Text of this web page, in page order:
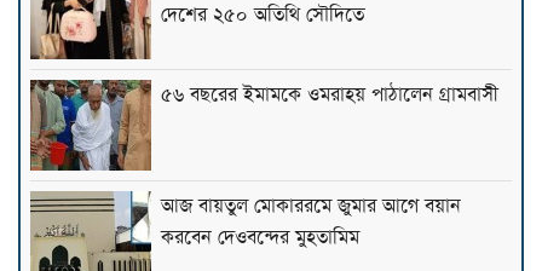
দেশের ২৫০ অতিথি সৌদিতে
৫৬ বছরের ইমামকে ওমরাহয় পাঠালেন গ্রামবাসী
আজ বায়তুল মোকাররমে জুমার আগে বয়ান
করবেন দেওবন্দের মুহতামিম